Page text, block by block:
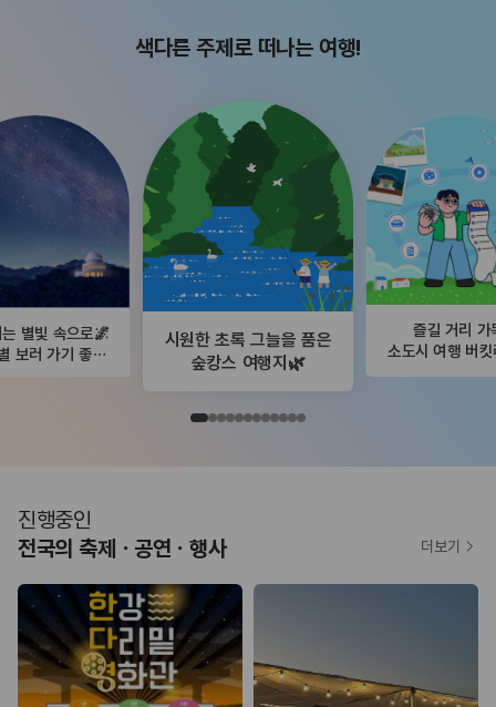
색다른 주제로 떠나는 여행!
별빛 속으로🌌
보러 가기 좋은
시원한 초록 그늘을 품은
숲캉스 여행지🌿
즐길 거리 가
소도시 여행 버킷
진행중인
전국의 축제ㆍ공연ㆍ행사
더보기